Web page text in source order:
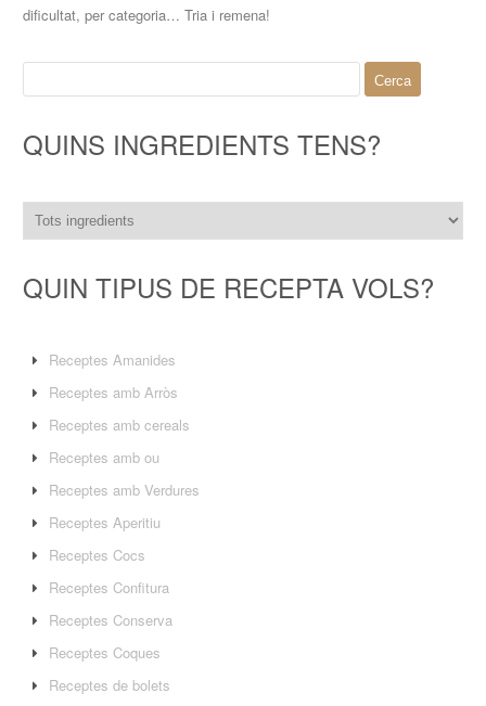
dificultat, per categoria… Tria i remena!
QUINS INGREDIENTS TENS?
QUIN TIPUS DE RECEPTA VOLS?
Receptes Amanides
Receptes amb Arròs
Receptes amb cereals
Receptes amb ou
Receptes amb Verdures
Receptes Aperitiu
Receptes Cocs
Receptes Confitura
Receptes Conserva
Receptes Coques
Receptes de bolets